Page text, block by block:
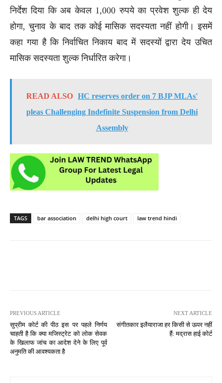
निर्देश दिया कि अब केवल 1,000 रुपये का प्रवेश शुल्क ही देय
होगा, चुनाव के बाद तक कोई मासिक सदस्यता नहीं होगी। इसमें
कहा गया है कि निर्वाचित निकाय बाद में सदस्यों द्वारा देय उचित
मासिक सदस्यता शुल्क निर्धारित करेगा।
READ ALSO HC reserves order on 7 BJP MLAs'
pleas Challenging Indefinite Suspension from Delhi
Assembly
TAGS bar association delhi high court law trend hindi
PREVIOUS ARTICLE
सुप्रीम कोर्ट की पीठ इस पर पहले निर्णय
चाहती है कि क्या मजिस्ट्रेट को लोक सेवक
के खिलाफ जांच का आदेश देने के लिए पूर्व
अनुमति की आवश्यकता है
NEXT ARTICLE
संगीतकार इलैयाराजा हर किसी से ऊपर नहीं
हैं: मद्रास हाई कोर्ट